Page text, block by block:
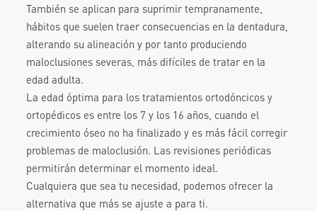
También se aplican para suprimir tempranamente,
hábitos que suelen traer consecuencias en la dentadura,
alterando su alineación y por tanto produciendo
maloclusiones severas, más difíciles de tratar en la
edad adulta.
La edad óptima para los tratamientos ortodóncicos y
ortopédicos es entre los 7 y los 16 años, cuando el
crecimiento óseo no ha finalizado y es más fácil corregir
problemas de maloclusión. Las revisiones periódicas
permitirán determinar el momento ideal.
Cualquiera que sea tu necesidad, podemos ofrecer la
alternativa que más se ajuste a para ti.